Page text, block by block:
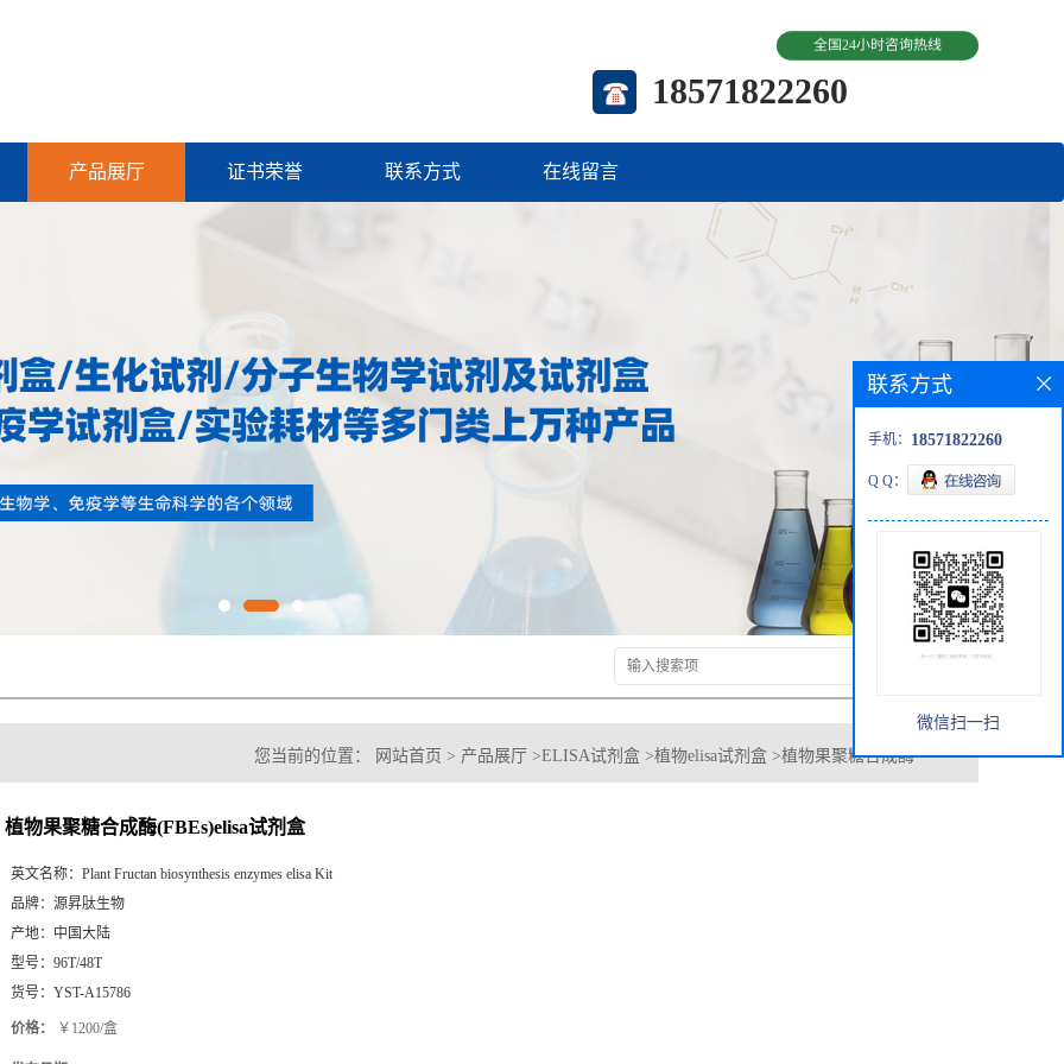
全国24小时咨询热线
18571822260
产品展厅 证书荣誉 联系方式 在线留言
您当前的位置： 网站首页 > 产品展厅 >ELISA试剂盒 >植物elisa试剂盒 >植物果聚糖合成酶
植物果聚糖合成酶(FBEs)elisa试剂盒
英文名称： Plant Fructan biosynthesis enzymes elisa Kit
品牌： 源昇肽生物
产地： 中国大陆
型号： 96T/48T
货号： YST-A15786
价格： ￥1200/盒
联系方式
手机： 18571822260
Q Q：
微信扫一扫